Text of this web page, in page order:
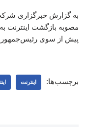
به گزارش خبرگزاری شرکت
پیش از سوی رئیس‌جمهور
برچسب‌ها: اینترنت